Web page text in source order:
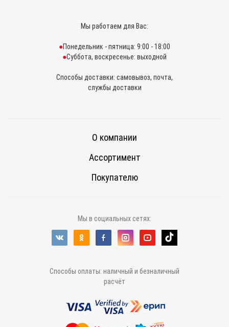
Мы работаем для Вас:
Понедельник - пятница: 9:00 - 18:00
Суббота, воскресенье: выходной
Способы доставки: самовывоз, почта,
службы доставки
О компании
Ассортимент
Покупателю
Мы в социальных сетях:
Способы оплаты: наличный и безналичный
расчёт